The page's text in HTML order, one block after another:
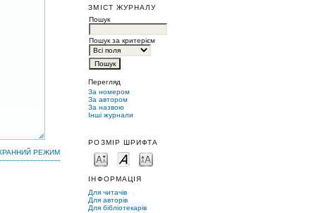
ЗМІСТ ЖУРНАЛУ
Пошук
Пошук за критерієм
Перегляд
За номером
За автором
За назвою
Інші журнали
РОЗМІР ШРИФТА
ІНФОРМАЦІЯ
Для читачів
Для авторів
Для бібліотекарів
РЕЖИМ